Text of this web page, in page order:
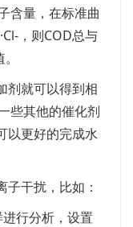
含量，在标准曲
，则COD总与
剂就可以得到相
些其他的催化剂
以更好的完成水
干扰，比如：
行分析，设置